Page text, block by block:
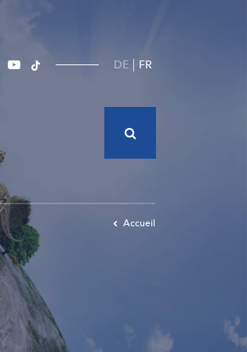
DE FR
Accueil